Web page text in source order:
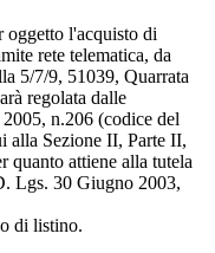
oggetto l'acquisto di
rete telematica, da
5/7/9, 51039, Quarrata
regolata dalle
n.206 (codice del
alla Sezione II, Parte II,
quanto attiene alla tutela
Lgs. 30 Giugno 2003,
di listino.